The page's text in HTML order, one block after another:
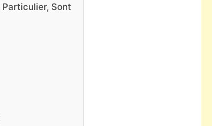
Particulier, Sont